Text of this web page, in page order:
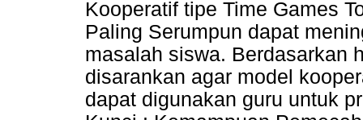
Kooperatif tipe Time Games
Paling Serumpun dapat
masalah siswa. Berdasarkan
disarankan agar model
dapat digunakan guru untuk